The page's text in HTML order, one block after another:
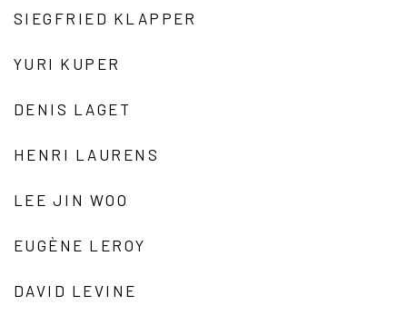
SIEGFRIED KLAPPER
YURI KUPER
DENIS LAGET
HENRI LAURENS
LEE JIN WOO
EUGÈNE LEROY
DAVID LEVINE